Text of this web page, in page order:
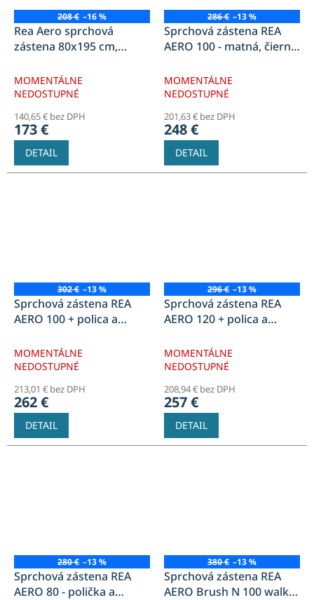
208 € –16 %
Rea Aero sprchová
zástena 80x195 cm,
REA-K7580
MOMENTÁLNE
NEDOSTUPNÉ
140,65 € bez DPH
173 €
DETAIL
286 € –13 %
Sprchová zástena REA
AERO 100 - matná, čierna
MOMENTÁLNE
NEDOSTUPNÉ
201,63 € bez DPH
248 €
DETAIL
302 € –13 %
Sprchová zástena REA
AERO 100 + polica a
čierna
MOMENTÁLNE
NEDOSTUPNÉ
213,01 € bez DPH
262 €
DETAIL
296 € –13 %
Sprchová zástena REA
AERO 120 + polica a
čierna
MOMENTÁLNE
NEDOSTUPNÉ
208,94 € bez DPH
257 €
DETAIL
280 € –13 %
Sprchová zástena REA
AERO 80 - polička a
380 € –13 %
Sprchová zástena REA
AERO Brush N 100 walk-